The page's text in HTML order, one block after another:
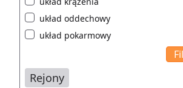
układ oddechowy
układ pokarmowy
Rejony